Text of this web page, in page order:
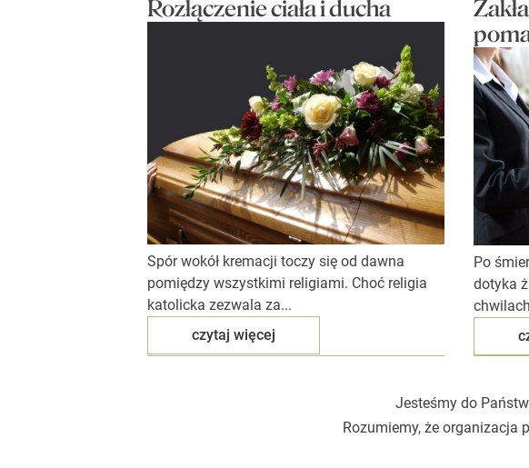
Rozłączenie ciała i ducha
Spór wokół kremacji toczy się od dawna
pomiędzy wszystkimi religiami. Choć religia
katolicka zezwala za...
czytaj więcej
Po
dotyka
Jesteśmy do
Rozumiemy, że organizacja